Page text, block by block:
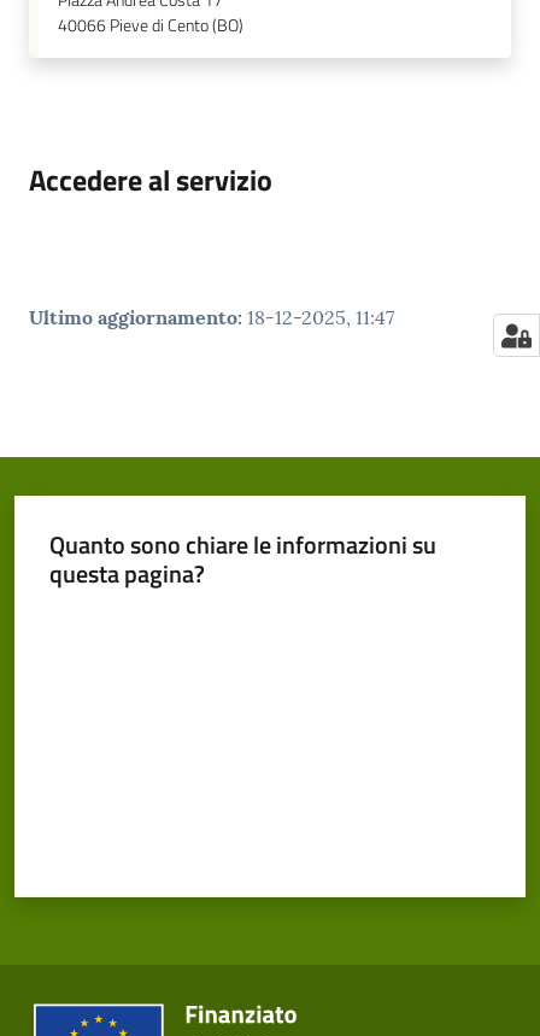
40066Pieve di Cento (BO)
Accedere al servizio
Ultimo aggiornamento: 18-12-2025, 11:47
Quanto sono chiare le informazioni su
questa pagina?